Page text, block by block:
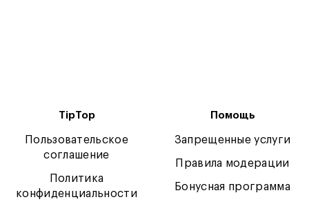
TipTop
Пользовательское
соглашение
Политика
конфиденциальности
Помощь
Запрещенные услуги
Правила модерации
Бонусная программа